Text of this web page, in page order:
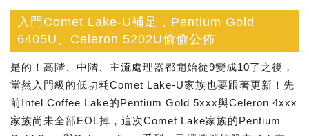
入門Comet Lake-U補足，Pentium Gold
6405U、Celeron 5202U偷偷公佈
是的！高階、中階、主流處理器都開始從9變成10了之後，
當然入門級的低功耗Comet Lake-U家族也要跟著更新！先
前Intel Coffee Lake的Pentium Gold 5xxx與Celeron 4xxx
家族尚未全部EOL掉，這次Comet Lake家族的Pentium